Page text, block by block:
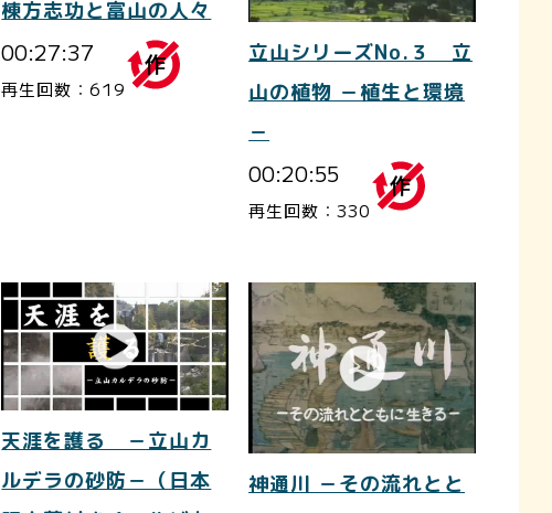
棟方志功と富山の人々
00:27:37
再生回数：619
立山シリーズNo.３ 立
山の植物 －植生と環境
－
00:20:55
再生回数：330
天涯を護る －立山カ
ルデラの砂防－（日本
神通川 －その流れとと